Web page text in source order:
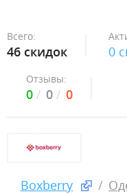
Всего:
46 скидок 0
Отзывы:
0 0 0
Boxberry